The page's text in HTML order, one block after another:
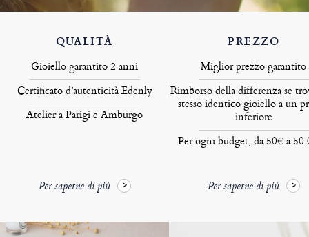
QUALITÀ
Gioiello garantito 2 anni
Certificato d’autenticità Edenly
Atelier a Parigi e Amburgo
Per saperne di più
PREZZO
Miglior prezzo garantito
Rimborso della differenza se
stesso identico gioiello a un
inferiore
Per ogni budget, da 50€ a
Per saperne di più